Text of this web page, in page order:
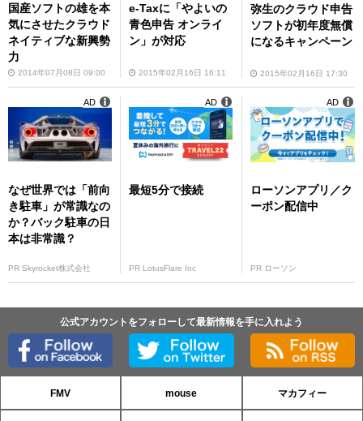
国産ソフトの雄を本
気にさせたクラウド
ネイティブな新興勢
力
2014年07月08日 09:00
e-Taxに「やよいの
青色申告 オンライ
ン」が対応
2015年02月16日 16:11
弥生のクラウド申告
ソフトが初年度無償
になるキャンペーン
2015年02月16日 17:30
なぜ世界では「前向
き駐車」が常識なの
か？バック駐車の日
本は非常識？
PR Skyrocket株式会社
AD
最短5分で接続
PR LotusFlare Inc
AD
ローソンアプリ／ク
ーポン配信中
PR ローソン
AD
公式アカウントをフォローして最新情報を手に入れよう
FMV mouse マカフィー